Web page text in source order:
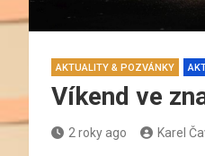
AKTUALITY & POZVÁNKY
Víkend ve
2 roky ago Karel